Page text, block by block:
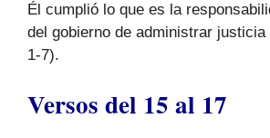
Él cumplió lo que es la
del gobierno de administrar justicia
1-7).
Versos del 15 al 17